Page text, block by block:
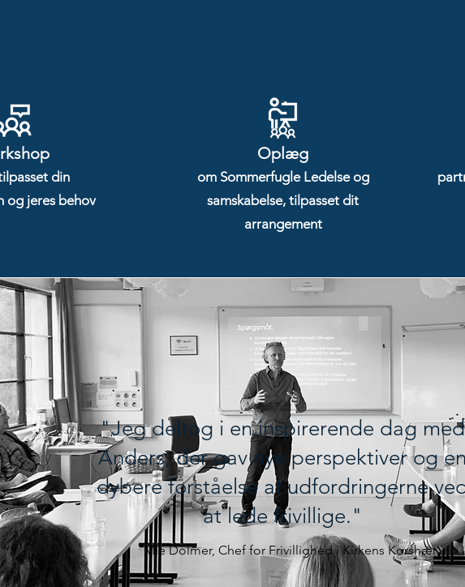
din
og jeres behov
Oplæg
om Sommerfugle Ledelse og
samskabelse, tilpasset dit
arrangement
"Jeg deltog i en inspirerende dag med
Anders, der gav nye perspektiver og
dybere forståelse af udfordringerne
at lede frivillige."
Mie Dolmer, Chef for Frivillighed i Kirkens Korshær